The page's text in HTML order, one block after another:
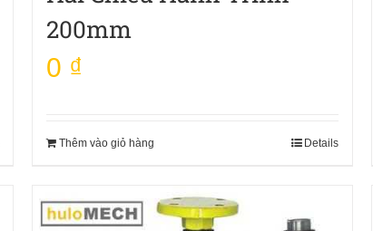
200mm
0 ₫
Thêm vào giỏ hàng Details